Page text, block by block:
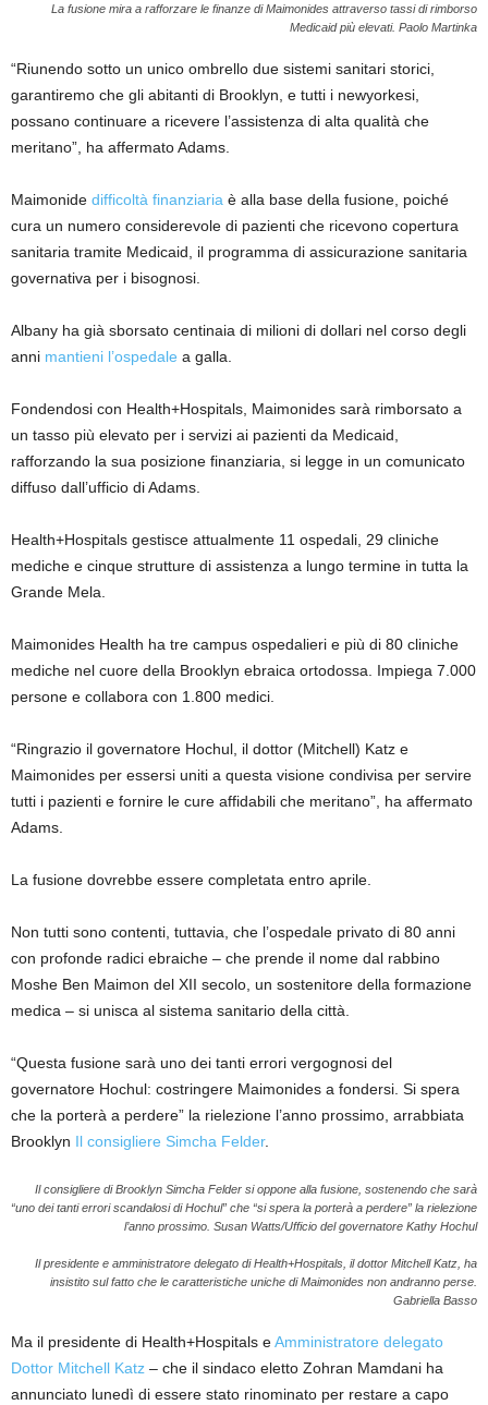
La fusione mira a rafforzare le finanze di Maimonides attraverso tassi di rimborso
Medicaid più elevati. Paolo Martinka
“Riunendo sotto un unico ombrello due sistemi sanitari storici,
garantiremo che gli abitanti di Brooklyn, e tutti i newyorkesi,
possano continuare a ricevere l’assistenza di alta qualità che
meritano”, ha affermato Adams.
Maimonide difficoltà finanziaria è alla base della fusione, poiché
cura un numero considerevole di pazienti che ricevono copertura
sanitaria tramite Medicaid, il programma di assicurazione sanitaria
governativa per i bisognosi.
Albany ha già sborsato centinaia di milioni di dollari nel corso degli
anni mantieni l’ospedale a galla.
Fondendosi con Health+Hospitals, Maimonides sarà rimborsato a
un tasso più elevato per i servizi ai pazienti da Medicaid,
rafforzando la sua posizione finanziaria, si legge in un comunicato
diffuso dall’ufficio di Adams.
Health+Hospitals gestisce attualmente 11 ospedali, 29 cliniche
mediche e cinque strutture di assistenza a lungo termine in tutta la
Grande Mela.
Maimonides Health ha tre campus ospedalieri e più di 80 cliniche
mediche nel cuore della Brooklyn ebraica ortodossa. Impiega 7.000
persone e collabora con 1.800 medici.
“Ringrazio il governatore Hochul, il dottor (Mitchell) Katz e
Maimonides per essersi uniti a questa visione condivisa per servire
tutti i pazienti e fornire le cure affidabili che meritano”, ha affermato
Adams.
La fusione dovrebbe essere completata entro aprile.
Non tutti sono contenti, tuttavia, che l’ospedale privato di 80 anni
con profonde radici ebraiche – che prende il nome dal rabbino
Moshe Ben Maimon del XII secolo, un sostenitore della formazione
medica – si unisca al sistema sanitario della città.
“Questa fusione sarà uno dei tanti errori vergognosi del
governatore Hochul: costringere Maimonides a fondersi. Si spera
che la porterà a perdere” la rielezione l’anno prossimo, arrabbiata
Brooklyn Il consigliere Simcha Felder.
Il consigliere di Brooklyn Simcha Felder si oppone alla fusione, sostenendo che sarà
“uno dei tanti errori scandalosi di Hochul” che “si spera la porterà a perdere” la rielezione
l’anno prossimo. Susan Watts/Ufficio del governatore Kathy Hochul
Il presidente e amministratore delegato di Health+Hospitals, il dottor Mitchell Katz, ha
insistito sul fatto che le caratteristiche uniche di Maimonides non andranno perse.
Gabriella Basso
Ma il presidente di Health+Hospitals eAmministratore delegato
Dottor Mitchell Katz – che il sindaco eletto Zohran Mamdani ha
annunciato lunedì di essere stato rinominato per restare a capo